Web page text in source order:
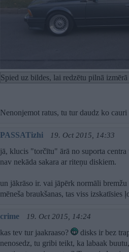
Spied uz bildes, lai redzētu pilnā
Nenonjemot ratus, tu tur daudz ko
PASSATizhi 19. Oct 2015, 14:33
jā, klucis "torčītu" ārā no suporta
nav nekāda sakara ar riteņu diskiem.
un jākrāso ir. vai jāpērk normāli
mēneša braukšanas, tas viss izskatīsies
crime 19. Oct 2015, 14:24
kas tev tur jaakraaso?
disks ir bez
nenosedz, tu gribi teikt, ka labaak